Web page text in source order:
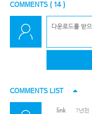
COMMENTS ( 14)
COMMENTS LIST
link 7년전